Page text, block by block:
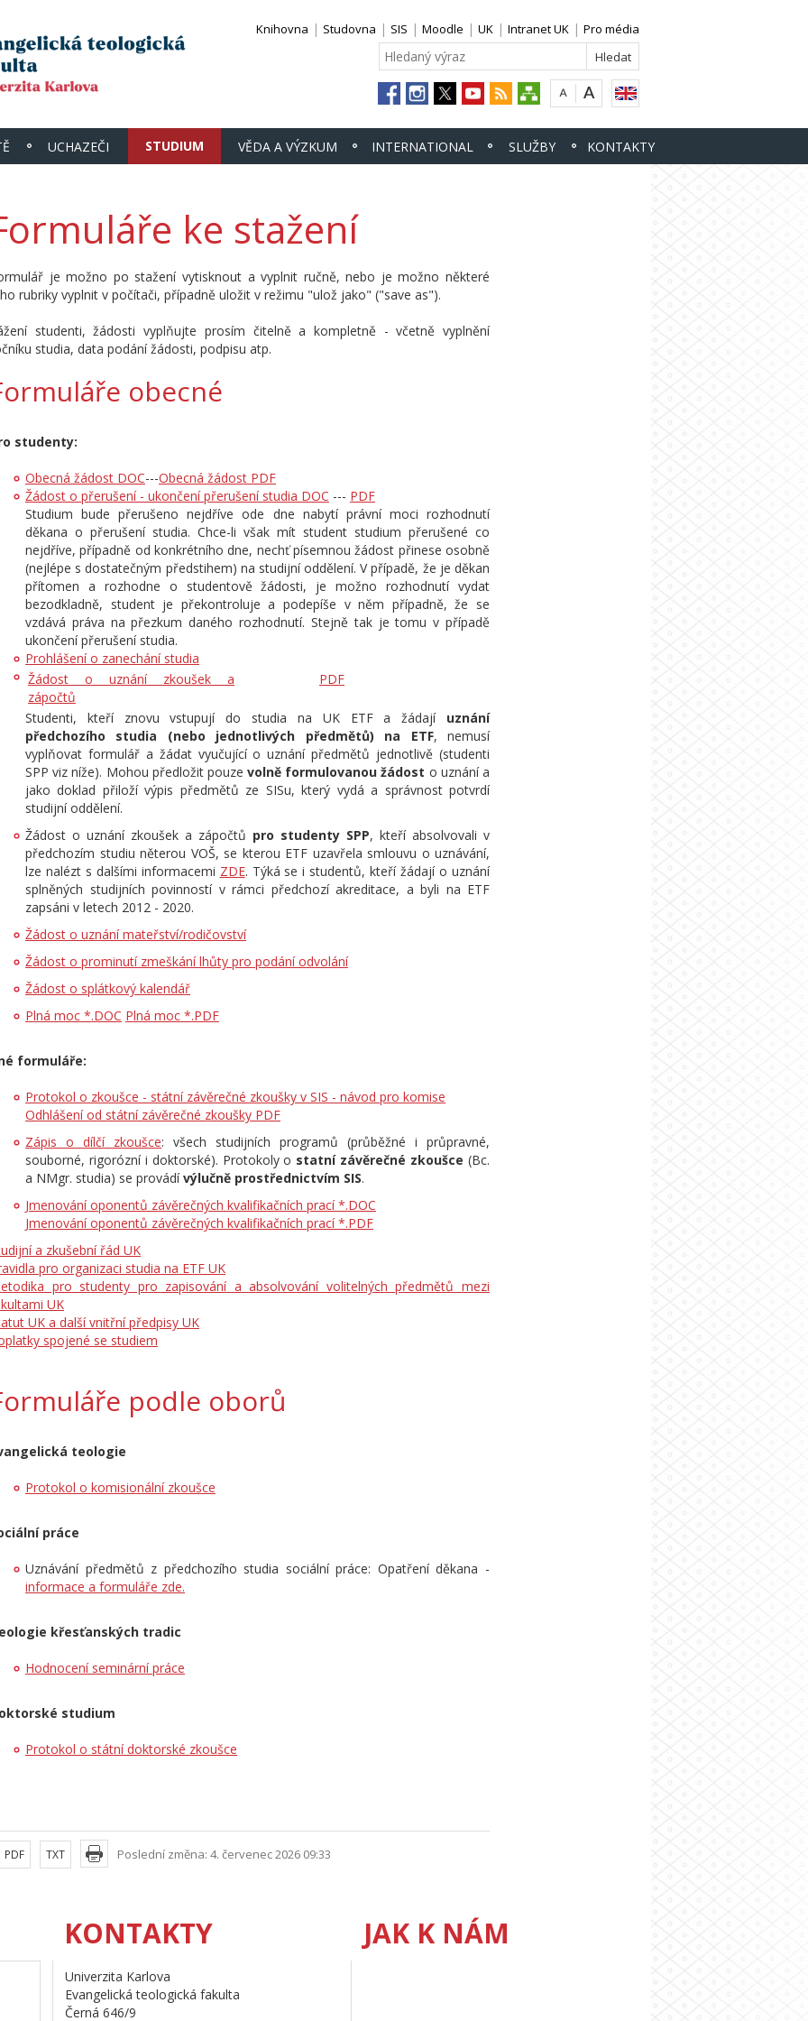
Knihovna Studovna SIS Moodle UK Intranet UK Pro média
UCHAZEČI STUDIUM VĚDA A VÝZKUM INTERNATIONAL SLUŽBY KONTAKTY
ke stažení
je možno po stažení vytisknout a vyplnit ručně, nebo je možno některé
rubriky vyplnit v počítači, případně uložit v režimu "ulož jako" ("save as").
studenti, žádosti vyplňujte prosím čitelně a kompletně - včetně vyplnění
studia, data podání žádosti, podpisu atp.
obecné
studenty:
Obecná žádost DOC---Obecná žádost PDF
Žádost o přerušení - ukončení přerušení studia DOC --- PDF
Studium bude přerušeno nejdříve ode dne nabytí právní moci rozhodnutí
děkana o přerušení studia. Chce-li však mít student studium přerušené co
nejdříve, případně od konkrétního dne, nechť písemnou žádost přinese osobně
(nejlépe s dostatečným předstihem) na studijní oddělení. V případě, že je děkan
přítomen a rozhodne o studentově žádosti, je možno rozhodnutí vydat
bezodkladně, student je překontroluje a podepíše v něm případně, že se
vzdává práva na přezkum daného rozhodnutí. Stejně tak je tomu v případě
ukončení přerušení studia.
Prohlášení o zanechání studia
Žádost o uznání zkoušek a
zápočtů
PDF
Studenti, kteří znovu vstupují do studia na UK ETF a žádají uznání
předchozího studia (nebo jednotlivých předmětů) na ETF, nemusí
vyplňovat formulář a žádat vyučující o uznání předmětů jednotlivě (studenti
SPP viz níže). Mohou předložit pouzevolně formulovanou žádost o uznání a
jako doklad přiloží výpis předmětů ze SISu, který vydá a správnost potvrdí
studijní oddělení.
Žádost o uznání zkoušek a zápočtů pro studenty SPP, kteří absolvovali v
předchozím studiu něterou VOŠ, se kterou ETF uzavřela smlouvu o uznávání,
lze nalézt s dalšími informacemi ZDE. Týká se i studentů, kteří žádají o uznání
splněných studijních povinností v rámci předchozí akreditace, a byli na ETF
zapsáni v letech 2012 - 2020.
Žádost o uznání mateřství/rodičovství
Žádost o prominutí zmeškání lhůty pro podání odvolání
Žádost o splátkový kalendář
Plná moc *.DOC Plná moc *.PDF
formuláře:
Protokol o zkoušce - státní závěrečné zkoušky v SIS - návod pro komise
Odhlášení od státní závěrečné zkoušky PDF
Zápis o dílčí zkoušce: všech studijních programů (průběžné i průpravné,
souborné, rigorózní i doktorské). Protokoly o statní závěrečné zkoušce (Bc.
a NMgr. studia) se provádívýlučně prostřednictvím SIS.
Jmenování oponentů závěrečných kvalifikačních prací *.DOC
Jmenování oponentů závěrečných kvalifikačních prací *.PDF
a zkušební řád UK
pro organizaci studia na ETF UK
pro studenty pro zapisování a absolvování volitelných předmětů mezi
UK
UK a další vnitřní předpisy UK
spojené se studiem
podle oborů
teologie
Protokol o komisionální zkoušce
práce
Uznávání předmětů z předchozího studia sociální práce: Opatření děkana -
informace a formuláře zde.
křesťanských tradic
Hodnocení seminární práce
studium
Protokol o státní doktorské zkoušce
Poslední změna: 4. červenec 2026 09:33
PDF TXT
KONTAKTY
Univerzita Karlova
Evangelická teologická fakulta
Černá 646/9
JAK K NÁM